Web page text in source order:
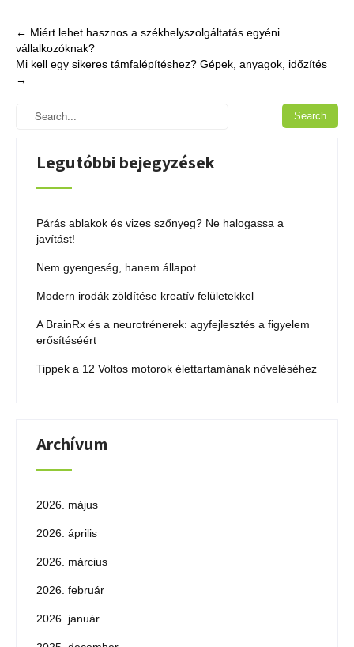
Post
navigation
← Miért lehet hasznos a székhelyszolgáltatás egyéni
vállalkozóknak?
Mi kell egy sikeres támfalépítéshez? Gépek, anyagok, időzítés
→
Legutóbbi bejegyzések
Párás ablakok és vizes szőnyeg? Ne halogassa a
javítást!
Nem gyengeség, hanem állapot
Modern irodák zöldítése kreatív felületekkel
A BrainRx és a neurotrénerek: agyfejlesztés a figyelem
erősítéséért
Tippek a 12 Voltos motorok élettartamának növeléséhez
Archívum
2026. május
2026. április
2026. március
2026. február
2026. január